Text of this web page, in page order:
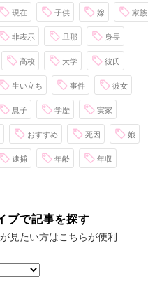
現在 子供 嫁 家族
非表示 旦那 身長
高校 大学 彼氏
生い立ち 事件 彼女
息子 学歴 実家
おすすめ 死因 娘
逮捕 年齢 年収
ブで記事を探す
見たい方はこちらが便利